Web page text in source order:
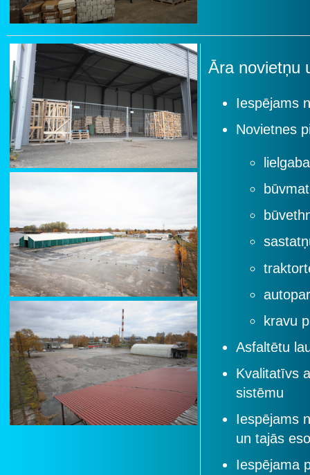
Āra novietņu
Iespējams
Novietnes
kravu
Asfaltētu
Kvalitatīvs
sistēmu
Iespējams
un tajās
Iespējama